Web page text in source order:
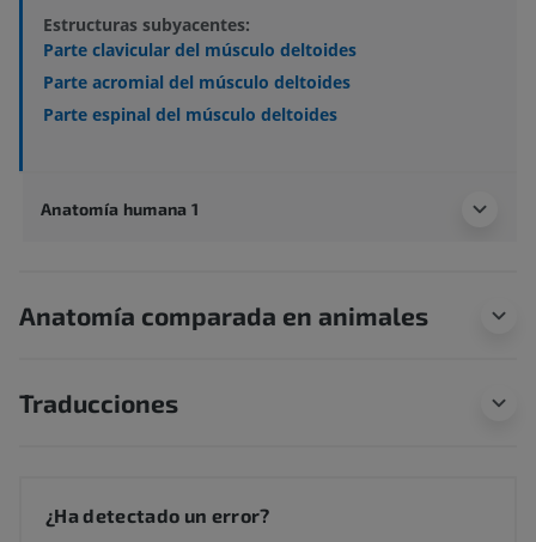
Estructuras subyacentes:
Parte clavicular del músculo deltoides
Parte acromial del músculo deltoides
Parte espinal del músculo deltoides
Anatomía humana 1
Anatomía comparada en animales
Traducciones
¿Ha detectado un error?